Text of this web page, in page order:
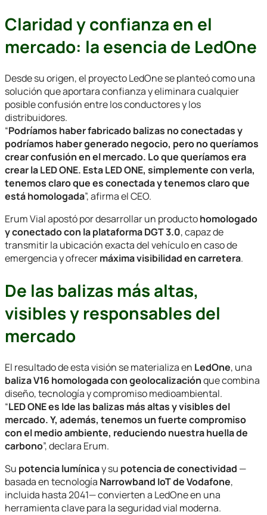
Claridad y confianza en el
mercado: la esencia de LedOne
Desde su origen, el proyecto LedOne se planteó como una
solución que aportara confianza y eliminara cualquier
posible confusión entre los conductores y los
distribuidores.
“Podríamos haber fabricado balizas no conectadas y
podríamos haber generado negocio, pero no queríamos
crear confusión en el mercado. Lo que queríamos era
crear la LED ONE. Esta LED ONE, simplemente con verla,
tenemos claro que es conectada y tenemos claro que
está homologada”, afirma el CEO.
Erum Vial apostó por desarrollar un productohomologado
y conectado con la plataforma DGT 3.0, capaz de
transmitir la ubicación exacta del vehículo en caso de
emergencia y ofrecermáxima visibilidad en carretera.
De las balizas más altas,
visibles y responsables del
mercado
El resultado de esta visión se materializa en LedOne, una
baliza V16 homologada con geolocalizaciónque combina
diseño, tecnología y compromiso medioambiental.
“LED ONE es lde las balizas más altas y visibles del
mercado. Y, además, tenemos un fuerte compromiso
con el medio ambiente, reduciendo nuestra huella de
carbono”, declara Erum.
Su potencia lumínicay su potencia de conectividad —
basada en tecnología Narrowband IoT de Vodafone,
incluida hasta 2041— convierten a LedOne en una
herramienta clave para la seguridad vial moderna.